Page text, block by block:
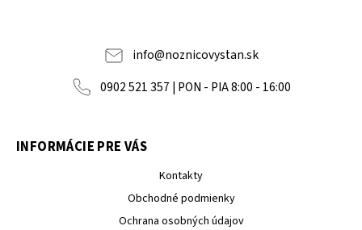
info@noznicovystan.sk
0902 521 357 | PON - PIA 8:00 - 16:00
INFORMÁCIE PRE VÁS
Kontakty
Obchodné podmienky
Ochrana osobných údajov